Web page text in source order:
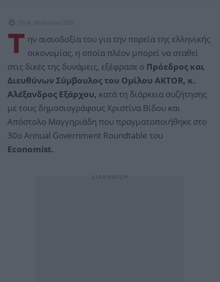
13:04, 08 Ιουλίου 2026
Τ ην αισιοδοξία του για την πορεία της ελληνικής
οικονομίας, η οποία πλέον μπορεί να σταθεί
στις δικές της δυνάμεις, εξέφρασε ο Πρόεδρος και
Διευθύνων Σύμβουλος του Ομίλου AKTOR, κ.
Αλέξανδρος Εξάρχου, κατά τη διάρκεια συζήτησης
με τους δημοσιογράφους Χριστίνα Βίδου και
Απόστολο Μαγγηριάδη που πραγματοποιήθηκε στο
30ο Annual Government Roundtable του
Economist.